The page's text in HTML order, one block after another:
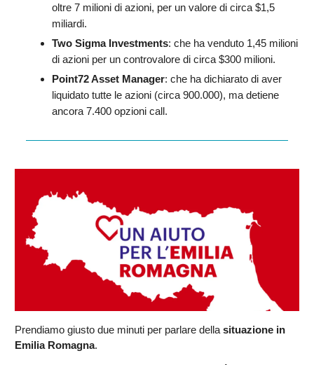
oltre 7 milioni di azioni, per un valore di circa $1,5
miliardi.
Two Sigma Investments: che ha venduto 1,45 milioni
di azioni per un controvalore di circa $300 milioni.
Point72 Asset Manager: che ha dichiarato di aver
liquidato tutte le azioni (circa 900.000), ma detiene
ancora 7.400 opzioni call.
Prendiamo giusto due minuti per parlare della situazione in
Emilia Romagna.